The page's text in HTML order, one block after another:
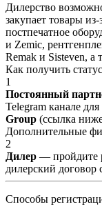
Дилерство
закупает товары
постпечатное
и Zemic,
Remak и Sisteven, а
Как получить статус
1
Постоянный
Telegram канале
Group (ссылка
Дополнительные
2
Дилер — пройдите
дилерский договор
Способы